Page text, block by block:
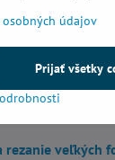
rezanie veľkých
osobných údajov
Prijať všetky